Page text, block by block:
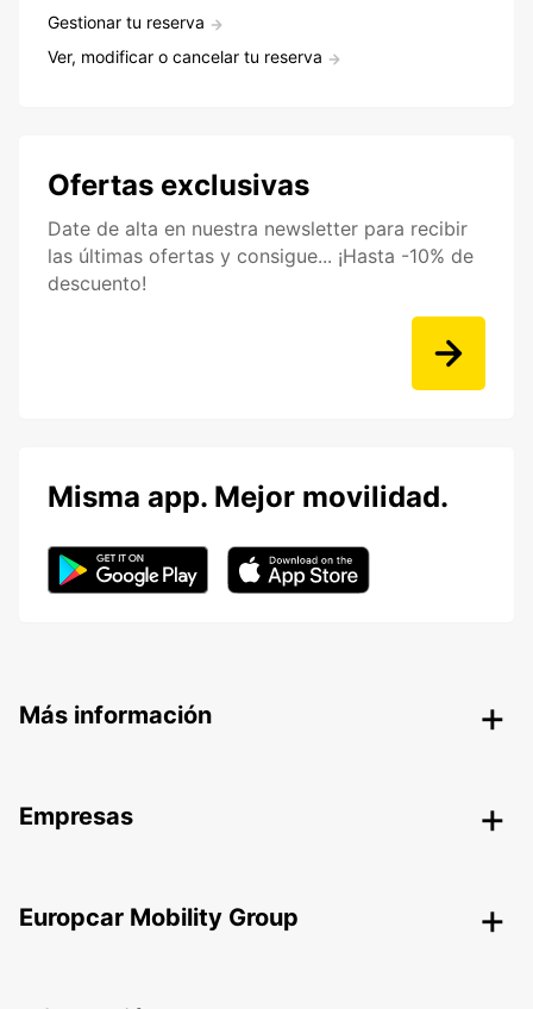
Gestionar tu reserva
Ver, modificar o cancelar tu reserva
Ofertas exclusivas
Date de alta en nuestra newsletter para recibir
las últimas ofertas y consigue... ¡Hasta -10% de
descuento!
Misma app. Mejor movilidad.
Más información
Empresas
Europcar Mobility Group